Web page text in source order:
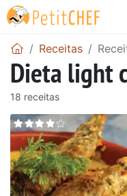
Receitas
Dieta light
18 receitas